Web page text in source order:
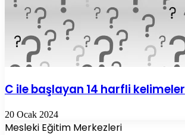
C ile başlayan 14 harfli kelimeler
20 Ocak 2024
Mesleki Eğitim Merkezleri